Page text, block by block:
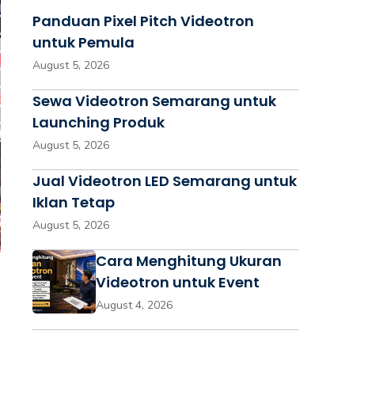
Panduan Pixel Pitch Videotron
untuk Pemula
August 5, 2026
Sewa Videotron Semarang untuk
Launching Produk
August 5, 2026
Jual Videotron LED Semarang untuk
Iklan Tetap
August 5, 2026
Cara Menghitung Ukuran
Videotron untuk Event
August 4, 2026